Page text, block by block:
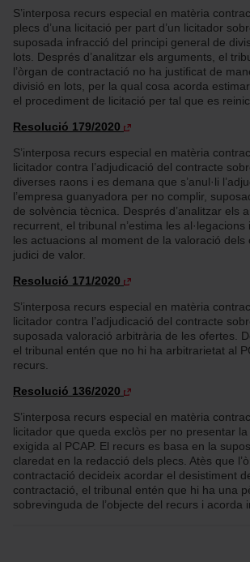
S’interposa recurs especial en matèria
plecs d’una licitació per part d’un licitador
suposada infracció del principi general de
lots. Després d’analitzar els arguments, el
l’òrgan de contractació no ha justificat de
divisió en lots, per la qual cosa acorda
el procediment de licitació per tal que es
Resolució 179/2020
S’interposa recurs especial en matèria
licitador contra l’adjudicació del contracte
diverses raons i es demana que s’anul·li
l’empresa guanyadora per no complir,
de solvència tècnica. Després d’analitzar els
recurrent, el tribunal n’estima les
les actuacions al moment de la valoració dels
judici de valor.
Resolució 171/2020
S’interposa recurs especial en matèria
licitador contra l’adjudicació del contracte
suposada valoració arbitrària de les ofertes.
el tribunal entén que no hi ha arbitrarietat al
recurs.
Resolució 136/2020
S’interposa recurs especial en matèria
licitador que queda exclòs per no presentar
exigida al PCAP. El recurs es basa en la
claredat en la redacció dels plecs. Atès que
contractació decideix acordar el desistiment
contractació, el tribunal entén que hi ha una
sobrevinguda de l’objecte del recurs i acorda